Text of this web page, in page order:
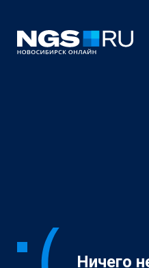
Ничего